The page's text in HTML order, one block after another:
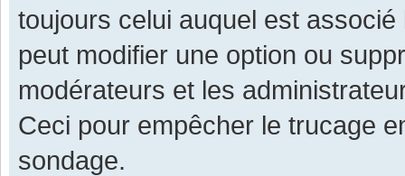
toujours celui auquel est associé
peut modifier une option ou
modérateurs et les
Ceci pour empêcher le trucage
sondage.